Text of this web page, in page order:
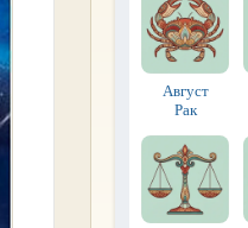
Август
Рак